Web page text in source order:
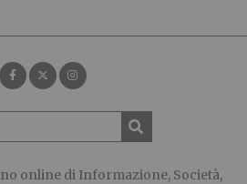
online di Informazione, Società,